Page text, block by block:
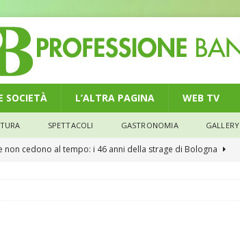
SOCIETÀ L’ALTRA PAGINA WEB TV
SPETTACOLI GASTRONOMIA GALLERY
non cedono al tempo: i 46 anni della strage di Bologna